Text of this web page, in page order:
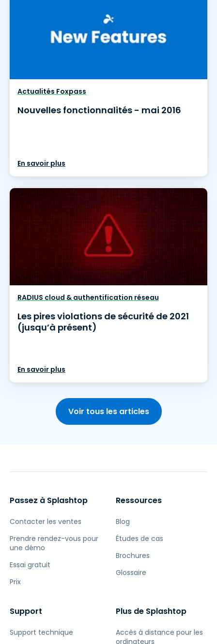
Actualités Foxpass
Nouvelles fonctionnalités - mai 2016
En savoir plus
RADIUS cloud & authentification réseau
Les pires violations de sécurité de 2021
(jusqu’à présent)
En savoir plus
Voir tous les articles
Passez à Splashtop
Contacter les ventes
Prendre rendez-vous pour
une démo
Essai gratuit
Prix
Ressources
Blog
Études de cas
Brochures
Glossaire
Support
Support technique
Plus de Splashtop
Accès à distance pour les
ordinateurs